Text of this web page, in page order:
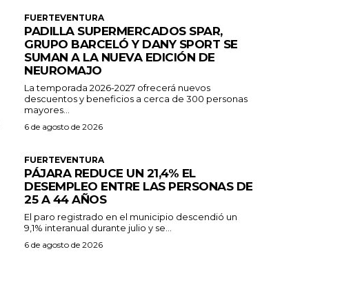
FUERTEVENTURA
PADILLA SUPERMERCADOS SPAR,
GRUPO BARCELÓ Y DANY SPORT SE
SUMAN A LA NUEVA EDICIÓN DE
NEUROMAJO
La temporada 2026-2027 ofrecerá nuevos
descuentos y beneficios a cerca de 300 personas
mayores...
6 de agosto de 2026
FUERTEVENTURA
PÁJARA REDUCE UN 21,4% EL
DESEMPLEO ENTRE LAS PERSONAS DE
25 A 44 AÑOS
El paro registrado en el municipio descendió un
9,1% interanual durante julio y se...
6 de agosto de 2026